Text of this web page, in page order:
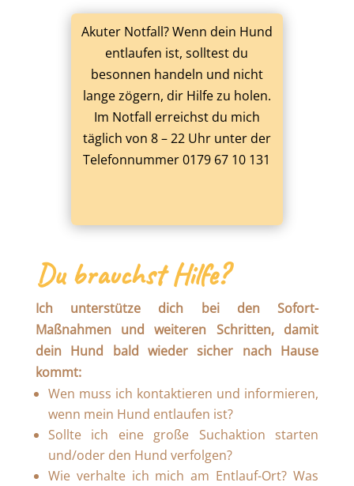
Akuter Notfall? Wenn dein Hund
entlaufen ist, solltest du
besonnen handeln und nicht
lange zögern, dir Hilfe zu holen.
Im Notfall erreichst du mich
täglich von 8 – 22 Uhr unter der
Telefonnummer 0179 67 10 131
Du brauchst Hilfe?
Ich unterstütze dich bei den Sofort-
Maßnahmen und weiteren Schritten, damit
dein Hund bald wieder sicher nach Hause
kommt:
Wen muss ich kontaktieren und informieren,
wenn mein Hund entlaufen ist?
Sollte ich eine große Suchaktion starten
und/oder den Hund verfolgen?
Wie verhalte ich mich am Entlauf-Ort? Was